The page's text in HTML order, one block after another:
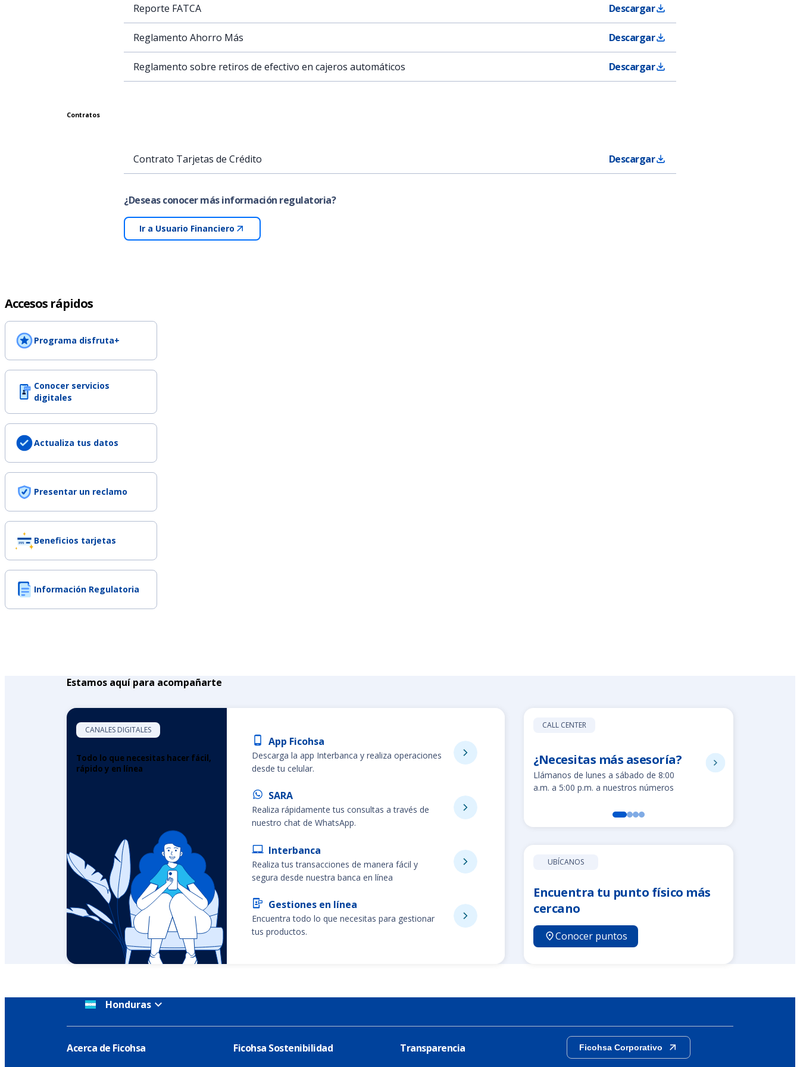
Reporte FATCA Descargar
Reglamento Ahorro Más Descargar
Reglamento sobre retiros de efectivo en cajeros automáticos Descargar
Contratos
Contrato Tarjetas de Crédito Descargar
¿Deseas conocer más información regulatoria?
Ir a Usuario Financiero
Accesos rápidos
Programa disfruta+
Conocer servicios
digitales
Actualiza tus datos
Presentar un reclamo
Beneficios tarjetas
Información Regulatoria
Estamos aquí para acompañarte
CANALES DIGITALES
Todo lo que necesitas hacer fácil,
rápido y en línea
App Ficohsa
Descarga la app Interbanca y realiza operaciones
desde tu celular.
SARA
Realiza rápidamente tus consultas a través de
nuestro chat de WhatsApp.
Interbanca
Realiza tus transacciones de manera fácil y
segura desde nuestra banca en línea
Gestiones en línea
Encuentra todo lo que necesitas para gestionar
tus productos.
CALL CENTER
¿Necesitas más asesoría?
Llámanos de lunes a sábado de 8:00
a.m. a 5:00 p.m. a nuestros números
UBÍCANOS
Encuentra tu punto físico más
cercano
Conocer puntos
Honduras
Acerca de Ficohsa
Ficohsa Sostenibilidad
Transparencia
Ficohsa Corporativo